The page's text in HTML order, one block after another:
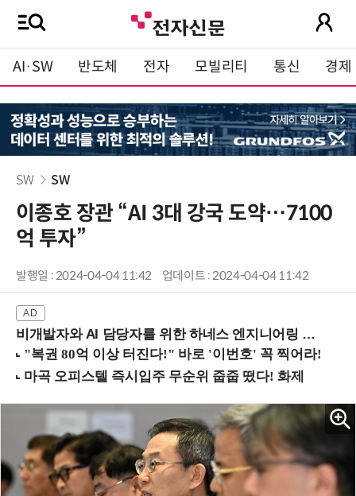
AI·SW 반도체 전자 모빌리티 통신 경제
SW SW
이종호 장관 “AI 3대 강국 도약…7100
억 투자”
발행일 : 2024-04-04 11:42 업데이트 : 2024-04-04 11:42
비개발자와 AI 담당자를 위한 하네스 엔지니어링 입문과정 (8/20 신논현역)